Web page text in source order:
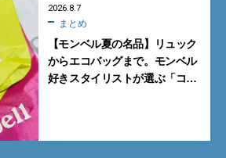
2026.8.7
まとめ
【モンベル夏の名品】リュック
からエコバッグまで。モンベル
好きスタイリストが選ぶ「コス